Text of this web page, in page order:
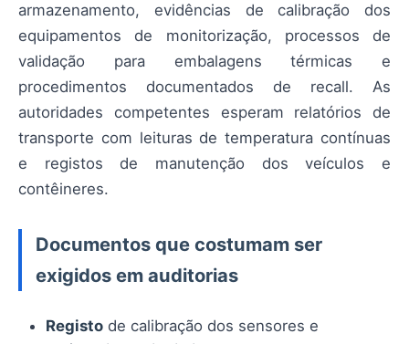
armazenamento, evidências de calibração dos
equipamentos de monitorização, processos de
validação para embalagens térmicas e
procedimentos documentados de recall. As
autoridades competentes esperam relatórios de
transporte com leituras de temperatura contínuas
e registos de manutenção dos veículos e
contêineres.
Documentos que costumam ser
exigidos em auditorias
Registo de calibração dos sensores e